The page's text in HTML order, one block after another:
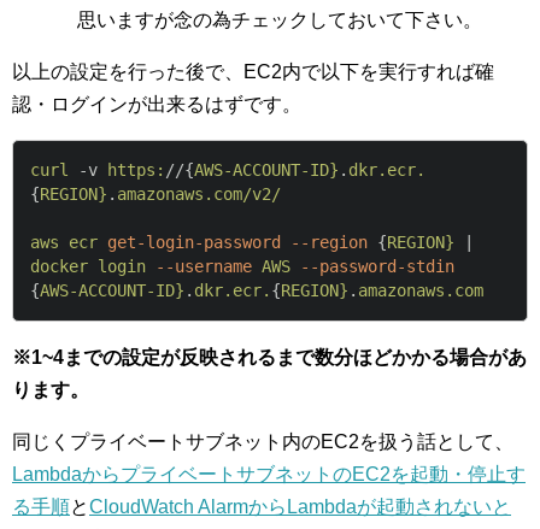
思いますが念の為チェックしておいて下さい。
以上の設定を行った後で、EC2内で以下を実行すれば確
認・ログインが出来るはずです。
curl -v https: //{AWS-ACCOUNT-ID} . dkr. ecr.
{REGION} . amazonaws. com/v2/
aws ecr get-login-password --region {REGION}
docker login --username AWS
--password-stdin
{AWS-ACCOUNT-ID} . dkr. ecr. {REGION} . amazonaws. com
※1~4までの設定が反映されるまで数分ほどかかる場合があ
ります。
同じくプライベートサブネット内のEC2を扱う話として、
LambdaからプライベートサブネットのEC2を起動・停止す
る手順とCloudWatch AlarmからLambdaが起動されないと